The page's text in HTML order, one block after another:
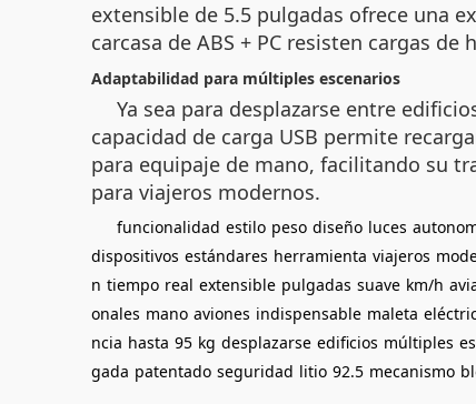
extensible de 5.5 pulgadas ofrece una
carcasa de ABS + PC resisten cargas
Adaptabilidad para múltiples escenarios
Ya sea para desplazarse entre
capacidad de carga USB permite
para equipaje de mano, facilitando su
para viajeros modernos.
funcionalidad estilo peso diseño luces
dispositivos estándares herramienta viajeros
n tiempo real extensible pulgadas suave km/h
onales mano aviones indispensable maleta
ncia hasta 95 kg desplazarse edificios múltiples
gada patentado seguridad litio 92.5 mecanismo